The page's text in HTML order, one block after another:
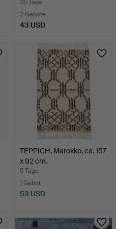
25 Tage
2 Gebote
43 USD
TEPPICH, Marokko, ca. 157
x 92 cm.
5 Tage
1 Gebot
53 USD